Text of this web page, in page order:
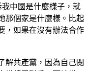
中國是什麼樣子，就
那個家是什麼樣。比起
，如果在沒有辦法合作
解共產黨，因為自己閱